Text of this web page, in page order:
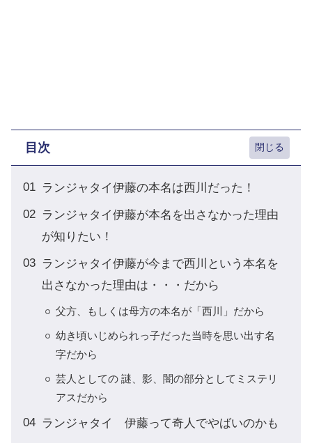
目次
ランジャタイ伊藤の本名は西川だった！
ランジャタイ伊藤が本名を出さなかった理由
が知りたい！
ランジャタイ伊藤が今まで西川という本名を
出さなかった理由は・・・だから
父方、もしくは母方の本名が「西川」だから
幼き頃いじめられっ子だった当時を思い出す名
字だから
芸人としての 謎、影、闇の部分としてミステリ
アスだから
ランジャタイ 伊藤って奇人でやばいのかも